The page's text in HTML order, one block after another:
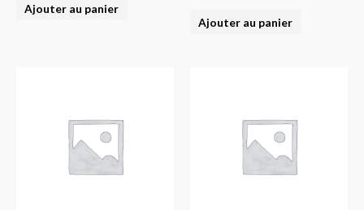
Ajouter au panier
Ajouter au panier